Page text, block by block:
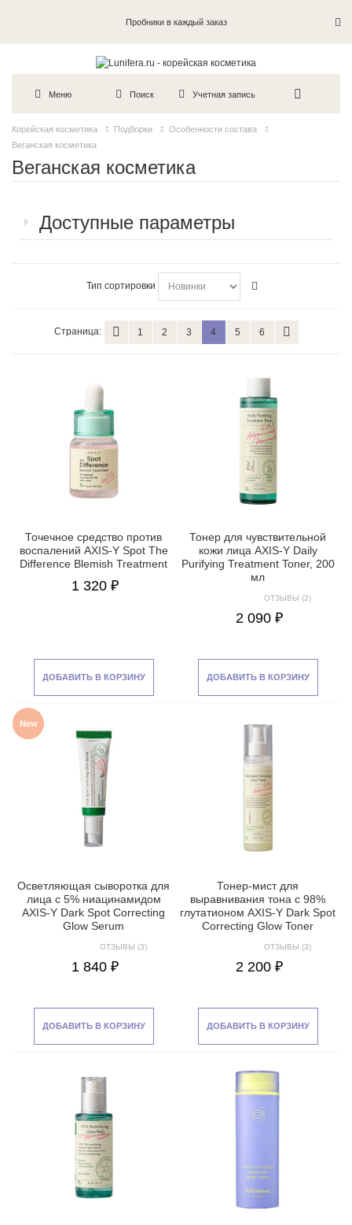
Пробники в каждый заказ
Меню Поиск Учетная запись
Корейская косметика Подборки
Особенности состава
Веганская косметика
Веганская косметика
Доступные параметры
Тип сортировки
Страница: 1 2 3 4 5 6
Точечное средство против
воспалений AXIS-Y Spot The
Difference Blemish Treatment
1 320 ₽
ДОБАВИТЬ В КОРЗИНУ
Тонер для чувствительной
кожи лица AXIS-Y Daily
Purifying Treatment Toner, 200
мл
ОТЗЫВЫ (2)
2 090 ₽
ДОБАВИТЬ В КОРЗИНУ
New
Осветляющая сыворотка для
лица с 5% ниацинамидом
AXIS-Y Dark Spot Correcting
Glow Serum
ОТЗЫВЫ (3)
1 840 ₽
ДОБАВИТЬ В КОРЗИНУ
Тонер-мист для
выравнивания тона с 98%
глутатионом AXIS-Y Dark Spot
Correcting Glow Toner
ОТЗЫВЫ (3)
2 200 ₽
ДОБАВИТЬ В КОРЗИНУ